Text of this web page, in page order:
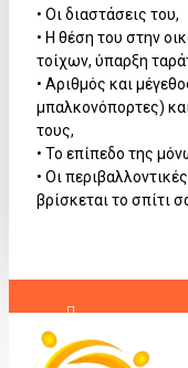
• Οι διαστάσεις του,
• Η θέση του στην
τοίχων, ύπαρξη
• Αριθμός και
μπαλκονόπορτες)
τους,
• Το επίπεδο της
• Οι
βρίσκεται το σπίτι